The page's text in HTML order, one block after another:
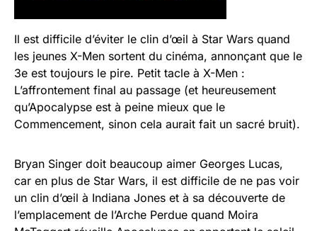
Il est difficile d’éviter le clin d’œil à Star Wars quand
les jeunes X-Men sortent du cinéma, annonçant que le
3e est toujours le pire. Petit tacle à X-Men :
L’affrontement final au passage (et heureusement
qu’Apocalypse est à peine mieux que le
Commencement, sinon cela aurait fait un sacré bruit).
Bryan Singer doit beaucoup aimer Georges Lucas,
car en plus de Star Wars, il est difficile de ne pas voir
un clin d’œil à Indiana Jones et à sa découverte de
l’emplacement de l’Arche Perdue quand Moira